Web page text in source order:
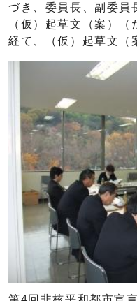
づき、委員長、副委員
（仮）起草文（案）
経て、（仮）起草文（